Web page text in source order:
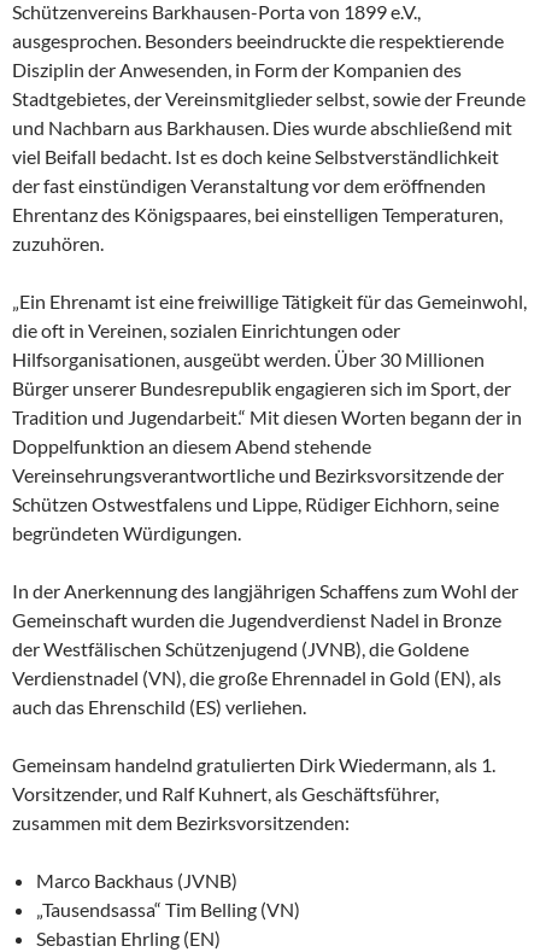
Schützenvereins Barkhausen-Porta von 1899 e.V.,
ausgesprochen. Besonders beeindruckte die respektierende
Disziplin der Anwesenden, in Form der Kompanien des
Stadtgebietes, der Vereinsmitglieder selbst, sowie der Freunde
und Nachbarn aus Barkhausen. Dies wurde abschließend mit
viel Beifall bedacht. Ist es doch keine Selbstverständlichkeit
der fast einstündigen Veranstaltung vor dem eröffnenden
Ehrentanz des Königspaares, bei einstelligen Temperaturen,
zuzuhören.
„Ein Ehrenamt ist eine freiwillige Tätigkeit für das Gemeinwohl,
die oft in Vereinen, sozialen Einrichtungen oder
Hilfsorganisationen, ausgeübt werden. Über 30 Millionen
Bürger unserer Bundesrepublik engagieren sich im Sport, der
Tradition und Jugendarbeit.“ Mit diesen Worten begann der in
Doppelfunktion an diesem Abend stehende
Vereinsehrungsverantwortliche und Bezirksvorsitzende der
Schützen Ostwestfalens und Lippe, Rüdiger Eichhorn, seine
begründeten Würdigungen.
In der Anerkennung des langjährigen Schaffens zum Wohl der
Gemeinschaft wurden die Jugendverdienst Nadel in Bronze
der Westfälischen Schützenjugend (JVNB), die Goldene
Verdienstnadel (VN), die große Ehrennadel in Gold (EN), als
auch das Ehrenschild (ES) verliehen.
Gemeinsam handelnd gratulierten Dirk Wiedermann, als 1.
Vorsitzender, und Ralf Kuhnert, als Geschäftsführer,
zusammen mit dem Bezirksvorsitzenden:
Marco Backhaus (JVNB)
„Tausendsassa“ Tim Belling (VN)
Sebastian Ehrling (EN)